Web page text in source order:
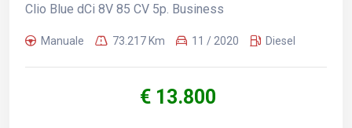
Clio Blue dCi 8V 85 CV 5p. Business
Manuale 73.217 Km 11 / 2020 Diesel
€ 13.800